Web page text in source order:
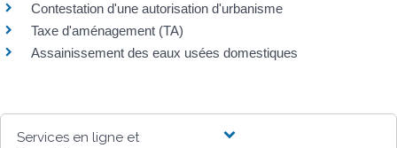
Contestation d'une autorisation d'urbanisme
Taxe d'aménagement (TA)
Assainissement des eaux usées domestiques
Services en ligne et